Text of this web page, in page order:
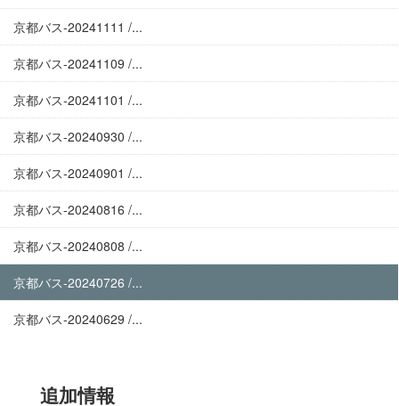
京都バス-20241111 /...
京都バス-20241109 /...
京都バス-20241101 /...
京都バス-20240930 /...
京都バス-20240901 /...
京都バス-20240816 /...
京都バス-20240808 /...
京都バス-20240726 /...
京都バス-20240629 /...
追加情報